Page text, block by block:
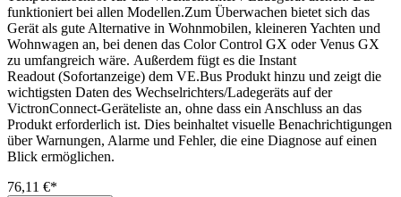
funktioniert bei allen Modellen.Zum Überwachen bietet sich das
Gerät als gute Alternative in Wohnmobilen, kleineren Yachten und
Wohnwagen an, bei denen das Color Control GX oder Venus GX
zu umfangreich wäre. Außerdem fügt es die Instant
Readout (Sofortanzeige) dem VE.Bus Produkt hinzu und zeigt die
wichtigsten Daten des Wechselrichters/Ladegeräts auf der
VictronConnect-Geräteliste an, ohne dass ein Anschluss an das
Produkt erforderlich ist. Dies beinhaltet visuelle Benachrichtigungen
über Warnungen, Alarme und Fehler, die eine Diagnose auf einen
Blick ermöglichen.
76,11 €*